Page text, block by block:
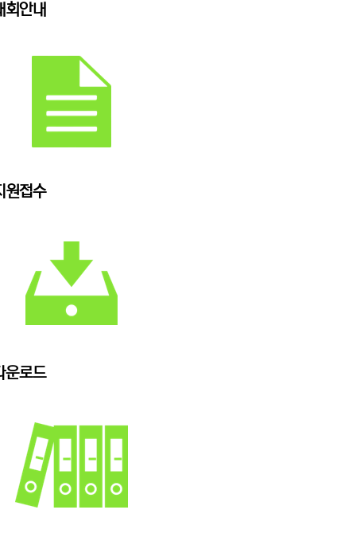
회안내
원접수
운로드